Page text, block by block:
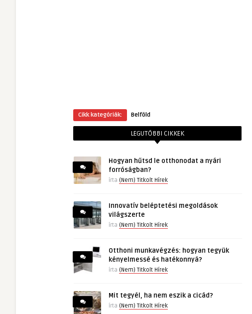
Cikk kategóriák: Belföld
LEGUTÓBBI CIKKEK
Hogyan hűtsd le otthonodat a nyári
forróságban?
írta (Nem) Titkolt Hírek
Innovatív beléptetési megoldások
világszerte
írta (Nem) Titkolt Hírek
Otthoni munkavégzés: hogyan tegyük
kényelmessé és hatékonnyá?
írta (Nem) Titkolt Hírek
Mit tegyél, ha nem eszik a cicád?
írta (Nem) Titkolt Hírek